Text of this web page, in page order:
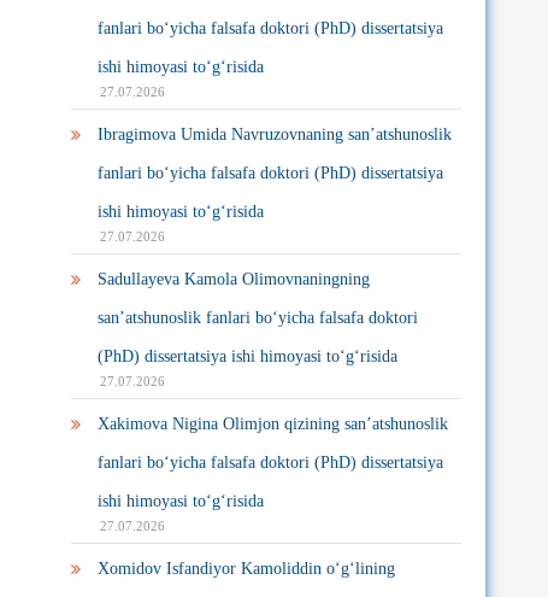
fanlari bo‘yicha falsafa doktori (PhD) dissertatsiya
ishi himoyasi to‘g‘risida
27.07.2026
Ibragimova Umida Navruzovnaning san’atshunoslik
fanlari bo‘yicha falsafa doktori (PhD) dissertatsiya
ishi himoyasi to‘g‘risida
27.07.2026
Sadullayeva Kamola Olimovnaningning
san’atshunoslik fanlari bo‘yicha falsafa doktori
(PhD) dissertatsiya ishi himoyasi to‘g‘risida
27.07.2026
Xakimova Nigina Olimjon qizining san’atshunoslik
fanlari bo‘yicha falsafa doktori (PhD) dissertatsiya
ishi himoyasi to‘g‘risida
27.07.2026
Xomidov Isfandiyor Kamoliddin o‘g‘lining